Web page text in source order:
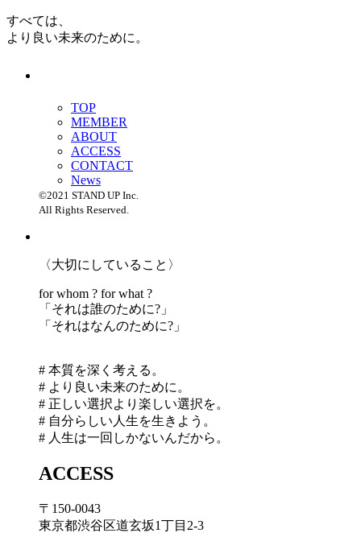
すべては、
より良い未来のために。
TOP
MEMBER
ABOUT
ACCESS
CONTACT
News
©2021 STAND UP Inc.
All Rights Reserved.
〈大切にしていること〉
for whom ? for what ?
「 それは誰のために?」
「 それはなんのために?」
# 本質を深く考える。
# より良い未来のために。
# 正しい選択より楽しい選択を。
# 自分らしい人生を生きよう。
# 人生は一回しかないんだから。
ACCESS
〒150-0043
東京都渋谷区道玄坂1丁目2-3